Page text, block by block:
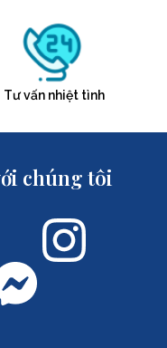
Tư vấn nhiệt tình
chúng tôi